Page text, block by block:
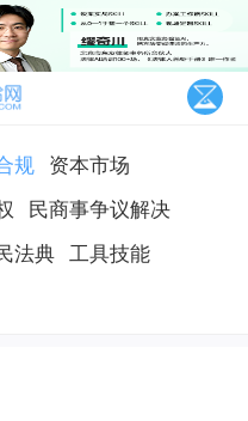
规 资本市场
民商事争议解决
法典 工具技能